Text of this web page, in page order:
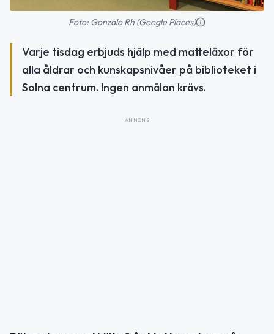
Foto: Gonzalo Rh (Google Places)
Varje tisdag erbjuds hjälp med matteläxor för
alla åldrar och kunskapsnivåer på biblioteket i
Solna centrum. Ingen anmälan krävs.
ANNONS